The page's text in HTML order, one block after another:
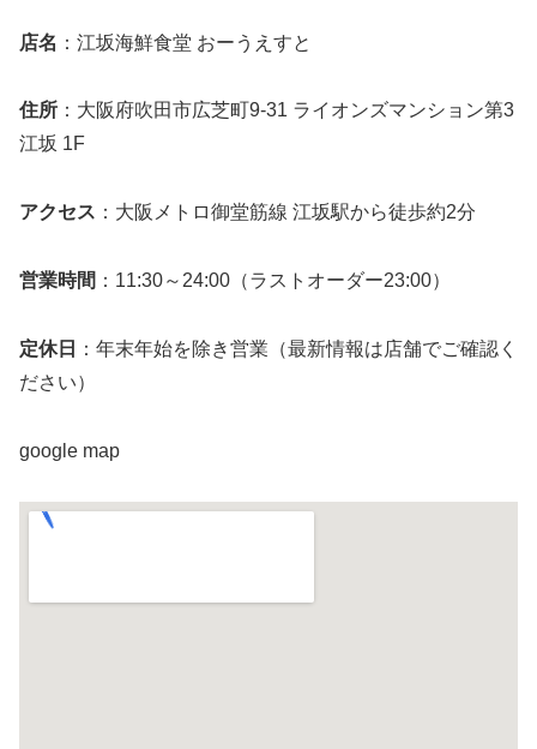
店名 ：江坂海鮮食堂 おーうえすと
住所 ：大阪府吹田市広芝町9-31 ライオンズマンション第3
江坂 1F
アクセス ：大阪メトロ御堂筋線 江坂駅から徒歩約2分
営業時間 ：11:30～24:00（ラストオーダー23:00）
定休日
：年末年始を除き営業（最新情報は店舗でご確認く
ださい）
google map